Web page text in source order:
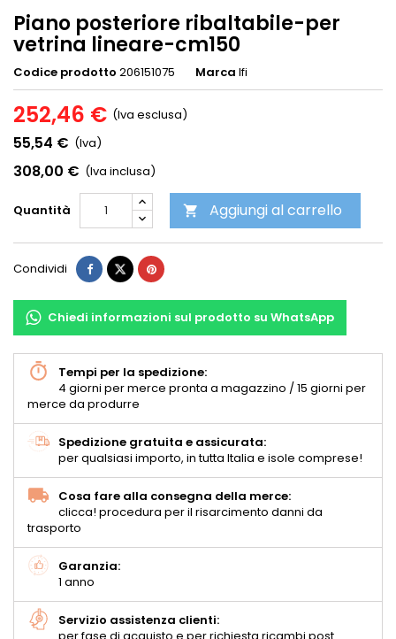
Piano posteriore ribaltabile-per
vetrina lineare-cm150
Codice prodotto 206151075 Marca Ifi
252,46 € (Iva esclusa)
55,54 € (Iva)
308,00 € (Iva inclusa)
Quantità  Aggiungi al carrello
Condividi
Chiedi informazioni sul prodotto su WhatsApp
Tempi per la spedizione:
4 giorni per merce pronta a magazzino / 15 giorni per
merce da produrre
Spedizione gratuita e assicurata:
per qualsiasi importo, in tutta Italia e isole comprese!
Cosa fare alla consegna della merce:
clicca! procedura per il risarcimento danni da
trasporto
Garanzia:
1 anno
Servizio assistenza clienti: